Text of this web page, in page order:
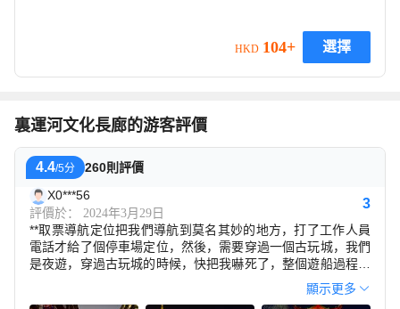
HKD 104+ 選擇
裏運河文化長廊的游客評價
4.4/5分
260則評價
X0***56
評價於： 2024年3月29日
3
**取票導航定位把我們導航到莫名其妙的地方，打了工作人員
電話才給了個停車場定位，然後，需要穿過一個古玩城，我們
是夜遊，穿過古玩城的時候，快把我嚇死了，整個遊船過程還
可以，有电子講解，但是，遊船不太規範，沒有救生衣發放，
顯示更多